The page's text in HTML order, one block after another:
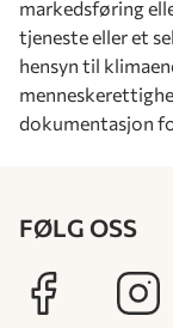
markedsføring
tjeneste eller et
hensyn til
dokumentasjon
FØLG OSS